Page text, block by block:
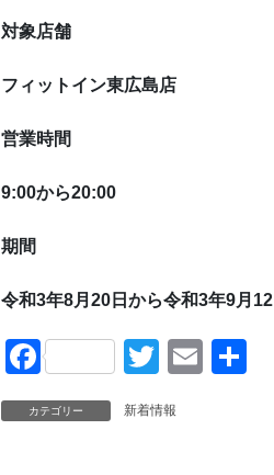
対象店舗
フィットイン東広島店
営業時間
9:00から20:00
期間
令和3年8月 20 日から令和3年9月 12
F
a
c
T
tt
E
カテゴリー 新着情報